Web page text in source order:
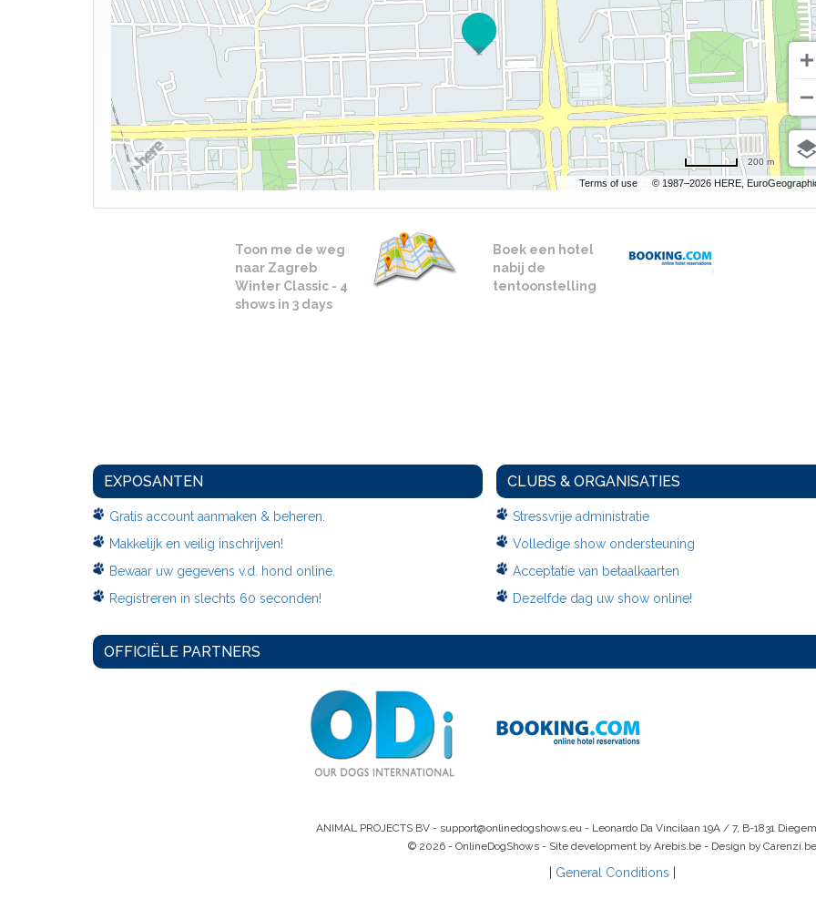
Terms of use © 1987–2026 HERE,
200 m
Toon me de weg
naar Zagreb
Winter Classic - 4
shows in 3 days
Boek een hotel
nabij de
tentoonstelling
EXPOSANTEN
Gratis account aanmaken & beheren.
Makkelijk en veilig inschrijven!
Bewaar uw gegevens v.d. hond online.
Registreren in slechts 60 seconden!
CLUBS & ORGANISATIES
Stressvrije administratie
Volledige show ondersteuning
Acceptatie van betaalkaarten
Dezelfde dag uw show online!
OFFICIËLE PARTNERS
ANIMAL PROJECTS BV - support@onlinedogshows.eu- Leonardo Da Vincilaan 19A / 7, B-1831
© 2026 - OnlineDogShows - Site development by Arebis.be - Design by Carenzi.be
General Conditions